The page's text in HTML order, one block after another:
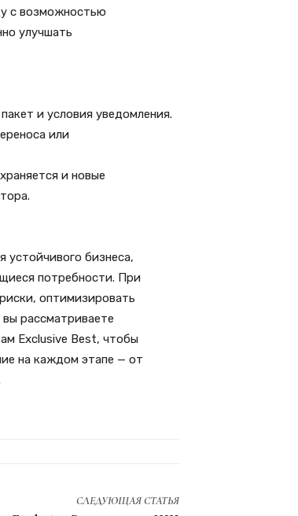
с возможностью
улучшать
и условия уведомления.
или
и новые
бизнеса,
потребности. При
оптимизировать
рассматриваете
Exclusive Best, чтобы
на каждом этапе — от
СЛЕДУЮЩАЯ СТАТЬЯ